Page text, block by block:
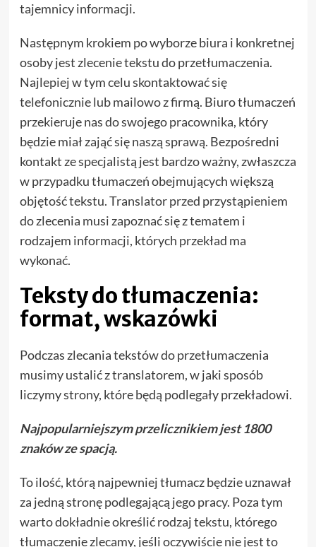
tajemnicy informacji.
Następnym krokiem po wyborze biura i konkretnej
osoby jest zlecenie tekstu do przetłumaczenia.
Najlepiej w tym celu skontaktować się
telefonicznie lub mailowo z firmą. Biuro tłumaczeń
przekieruje nas do swojego pracownika, który
będzie miał zająć się naszą sprawą. Bezpośredni
kontakt ze specjalistą jest bardzo ważny, zwłaszcza
w przypadku tłumaczeń obejmujących większą
objętość tekstu. Translator przed przystąpieniem
do zlecenia musi zapoznać się z tematem i
rodzajem informacji, których przekład ma
wykonać.
Teksty do tłumaczenia:
format, wskazówki
Podczas zlecania tekstów do przetłumaczenia
musimy ustalić z translatorem, w jaki sposób
liczymy strony, które będą podlegały przekładowi.
Najpopularniejszym przelicznikiem jest 1800
znaków ze spacją.
To ilość, którą najpewniej tłumacz będzie uznawał
za jedną stronę podlegającą jego pracy. Poza tym
warto dokładnie określić rodzaj tekstu, którego
tłumaczenie zlecamy, jeśli oczywiście nie jest to